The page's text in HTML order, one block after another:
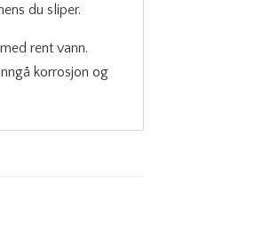
du sliper.
rent vann.
korrosjon og